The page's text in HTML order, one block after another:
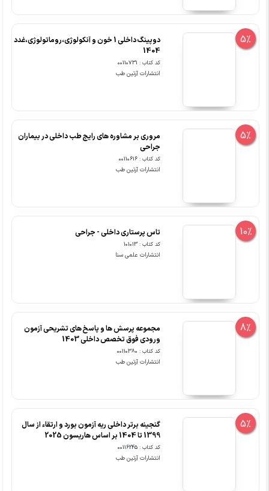
5%
دوپینگ داخلی 1 خون و آنکولوژی،روماتولوژی،غدد
1404
کد کتاب : 00110731
انتشارات آرتین طب
5%
مروری بر مشاوره های رایج طب داخلی در بیماران
جراحی
کد کتاب : 00110616
انتشارات آرتین طب
10% تاس پرستاری داخلی - جراحی
کد کتاب : 101013
انتشارات علمی سنا
8%
مجموعه پرسش ها و پاسخ های تشریحی آزمون
ورودی فوق تخصص داخلی 1403
کد کتاب : 00110380
انتشارات آرتین طب
5%
گنجینه برتر داخلی ریه آزمون بورد و ارتقاء از سال
1399 تا 1404 بر اساس هاریسون 2025
کد کتاب : 00116245
انتشارات آرتین طب